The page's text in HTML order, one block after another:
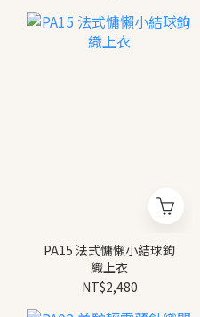
PA15 法式慵懶小結球鉤
織上衣
NT$2,480